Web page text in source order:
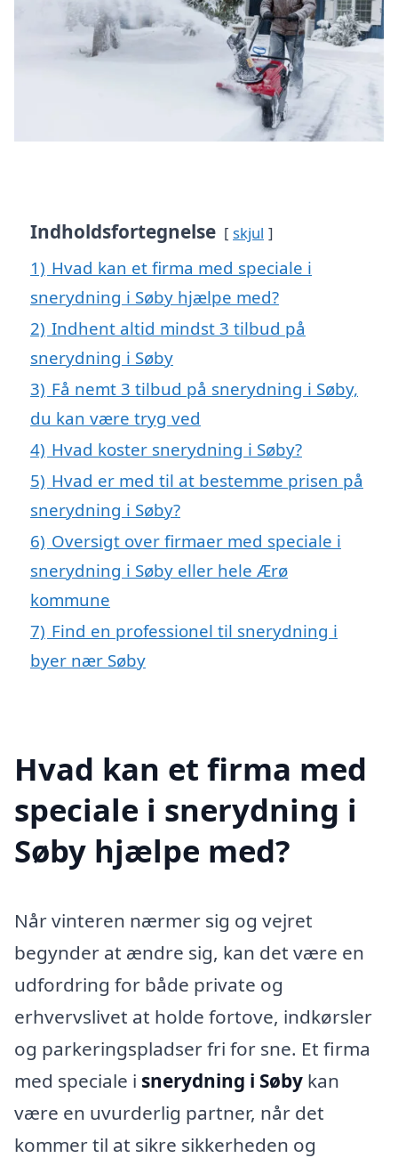
Indholdsfortegnelse skjul
1) Hvad kan et firma med speciale i
snerydning i Søby hjælpe med?
2) Indhent altid mindst 3 tilbud på
snerydning i Søby
3) Få nemt 3 tilbud på snerydning i Søby,
du kan være tryg ved
4) Hvad koster snerydning i Søby?
5) Hvad er med til at bestemme prisen på
snerydning i Søby?
6) Oversigt over firmaer med speciale i
snerydning i Søby eller hele Ærø
kommune
7) Find en professionel til snerydning i
byer nær Søby
Hvad kan et firma med
speciale i snerydning i
Søby hjælpe med?
Når vinteren nærmer sig og vejret
begynder at ændre sig, kan det være en
udfordring for både private og
erhvervslivet at holde fortove, indkørsler
og parkeringspladser fri for sne. Et firma
med speciale i snerydning i Søby kan
være en uvurderlig partner, når det
kommer til at sikre sikkerheden og